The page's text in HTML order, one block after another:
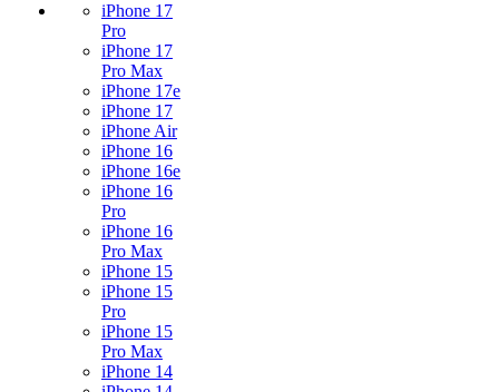
iPhone 17
Pro
iPhone 17
Pro Max
iPhone 17e
iPhone 17
iPhone Air
iPhone 16
iPhone 16e
iPhone 16
Pro
iPhone 16
Pro Max
iPhone 15
iPhone 15
Pro
iPhone 15
Pro Max
iPhone 14